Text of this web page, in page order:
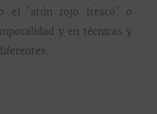
el `atún rojo fresco´ o
y en técnicas y